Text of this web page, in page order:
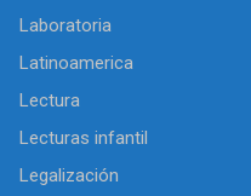
Laboratoria
Latinoamerica
Lectura
Lecturas infantil
Legalización